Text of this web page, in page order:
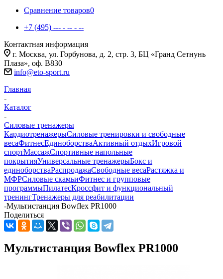
Сравнение товаров0
+7 (495) --- - -- - --
Контактная информация
г. Москва, ул. Горбунова, д. 2, стр. 3, БЦ «Гранд Сетнунь
Плаза», оф. В830
info@eto-sport.ru
Главная
-
Каталог
-
Силовые тренажеры
КардиотренажерыСиловые тренировки и свободные
весаФитнесЕдиноборстваАктивный отдыхИгровой
спортМассажСпортивные напольные
покрытияУниверсальные тренажерыБокс и
единоборстваРаспродажаСвободные весаРастяжка и
МФРСиловые скамьиФитнес и групповые
программыПилатесКроссфит и функциональный
тренингТренажеры для реабилитации
-Мультистанция Bowflex PR1000
Поделиться
Мультистанция Bowflex PR1000